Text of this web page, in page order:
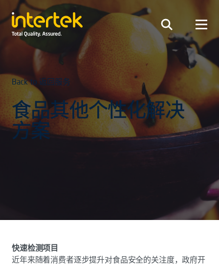
Back to 返回服务
食品其他个性化解决
方案
快速检测项目
近年来随着消费者逐步提升对食品安全的关注度，政府开